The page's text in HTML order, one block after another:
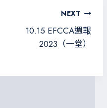
NEXT
10.15 EFCCA週報
2023（一堂）